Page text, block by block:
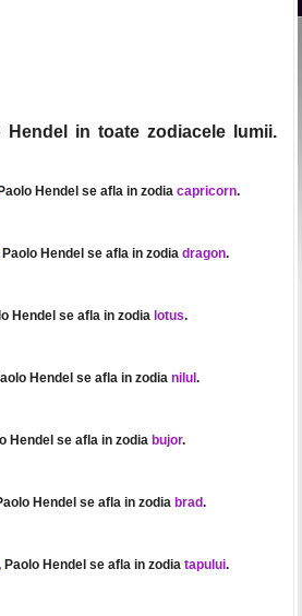
in toate zodiacele lumii.
Hendel se afla in zodia capricorn.
Paolo Hendel se afla in zodia dragon.
Hendel se afla in zodia lotus.
Hendel se afla in zodia nilul .
Hendel se afla in zodia bujor.
Hendel se afla in zodia brad.
Paolo Hendel se afla in zodia tapului.